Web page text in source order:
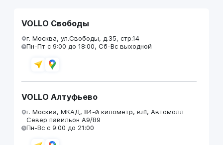
VOLLO Свободы
г. Москва, ул.Свободы, д.35, стр.14
Пн-Пт с 9:00 до 18:00, Сб-Вс выходной
VOLLO Алтуфьево
г. Москва, МКАД, 84-й километр, вл1, Автомолл
Север павильон А9/В9
Пн-Вс с 9:00 до 21:00